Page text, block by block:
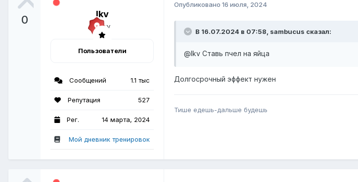
0 lkv
Пользователи
Сообщений 1.1 тыс
Репутация 527
Рег. 14 марта, 2024
Мой дневник тренировок
Опубликовано 16 июля, 2024
В 16.07.2024 в 07:58, sambucus сказал:
@lkv Ставь пчел на яйца
Долгосрочный эффект нужен
Тише едешь-дальше будешь